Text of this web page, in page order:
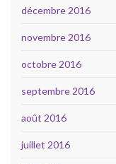
décembre 2016
novembre 2016
octobre 2016
septembre 2016
août 2016
juillet 2016